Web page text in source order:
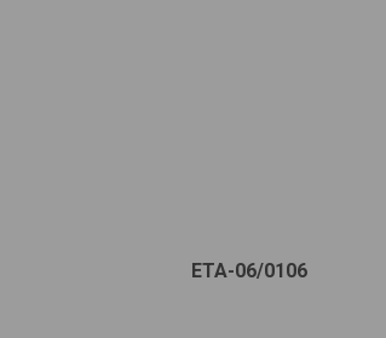
ETA-06/0106